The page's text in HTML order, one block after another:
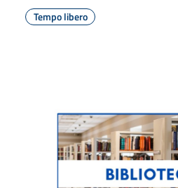
Tempo libero